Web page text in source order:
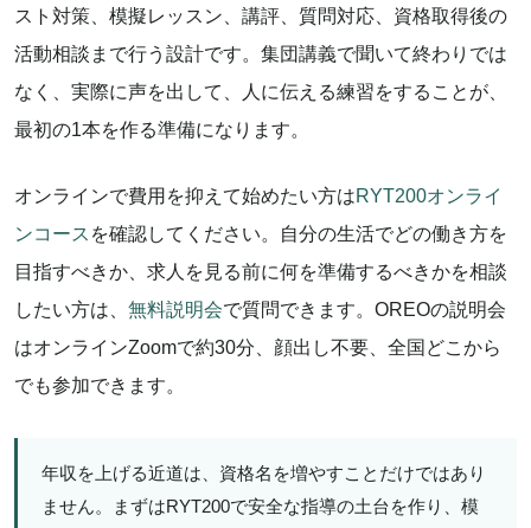
スト対策、模擬レッスン、講評、質問対応、資格取得後の
活動相談まで行う設計です。集団講義で聞いて終わりでは
なく、実際に声を出して、人に伝える練習をすることが、
最初の1本を作る準備になります。
オンラインで費用を抑えて始めたい方はRYT200オンライ
ンコース を確認してください。自分の生活でどの働き方を
目指すべきか、求人を見る前に何を準備するべきかを相談
したい方は、 無料説明会で質問できます。OREOの説明会
はオンラインZoomで約30分、顔出し不要、全国どこから
でも参加できます。
年収を上げる近道は、資格名を増やすことだけではあり
ません。まずはRYT200で安全な指導の土台を作り、模